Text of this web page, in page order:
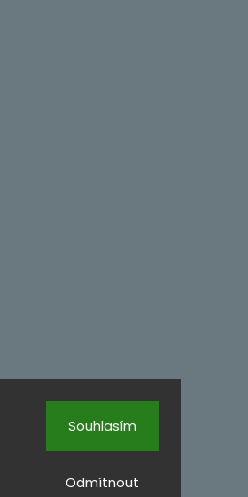
Odmítnout
Souhlasím